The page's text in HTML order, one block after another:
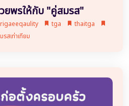
ยพรให้กับ "คู่สมรส"
tga
thaitga
รสเท่าเทียม